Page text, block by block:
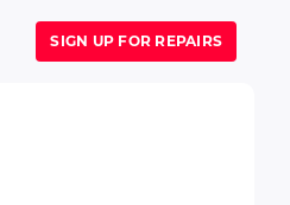
SIGN UP FOR REPAIRS